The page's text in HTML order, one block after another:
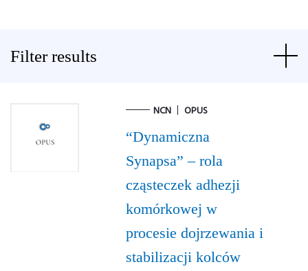
Filter results
NCN OPUS
“Dynamiczna
Synapsa” – rola
cząsteczek adhezji
komórkowej w
procesie dojrzewania i
stabilizacji kolców